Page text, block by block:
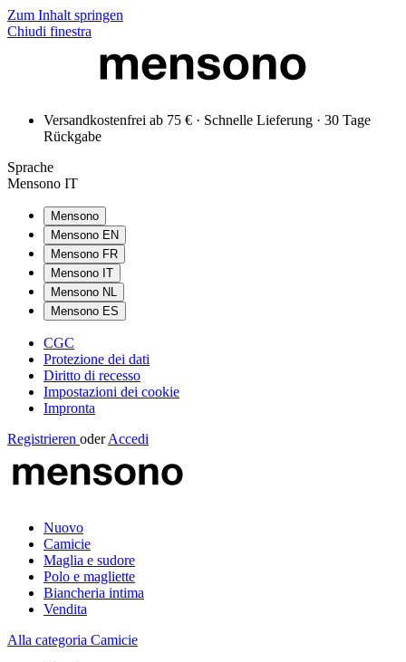
Zum Inhalt springen
Chiudi finestra
Versandkostenfrei ab 75 € · Schnelle Lieferung · 30 Tage
Rückgabe
Sprache
Mensono IT
Mensono
Mensono EN
Mensono FR
Mensono IT
Mensono NL
Mensono ES
CGC
Protezione dei dati
Diritto di recesso
Impostazioni dei cookie
Impronta
Registrieren oder Accedi
Nuovo
Camicie
Maglia e sudore
Polo e magliette
Biancheria intima
Vendita
Alla categoria Camicie